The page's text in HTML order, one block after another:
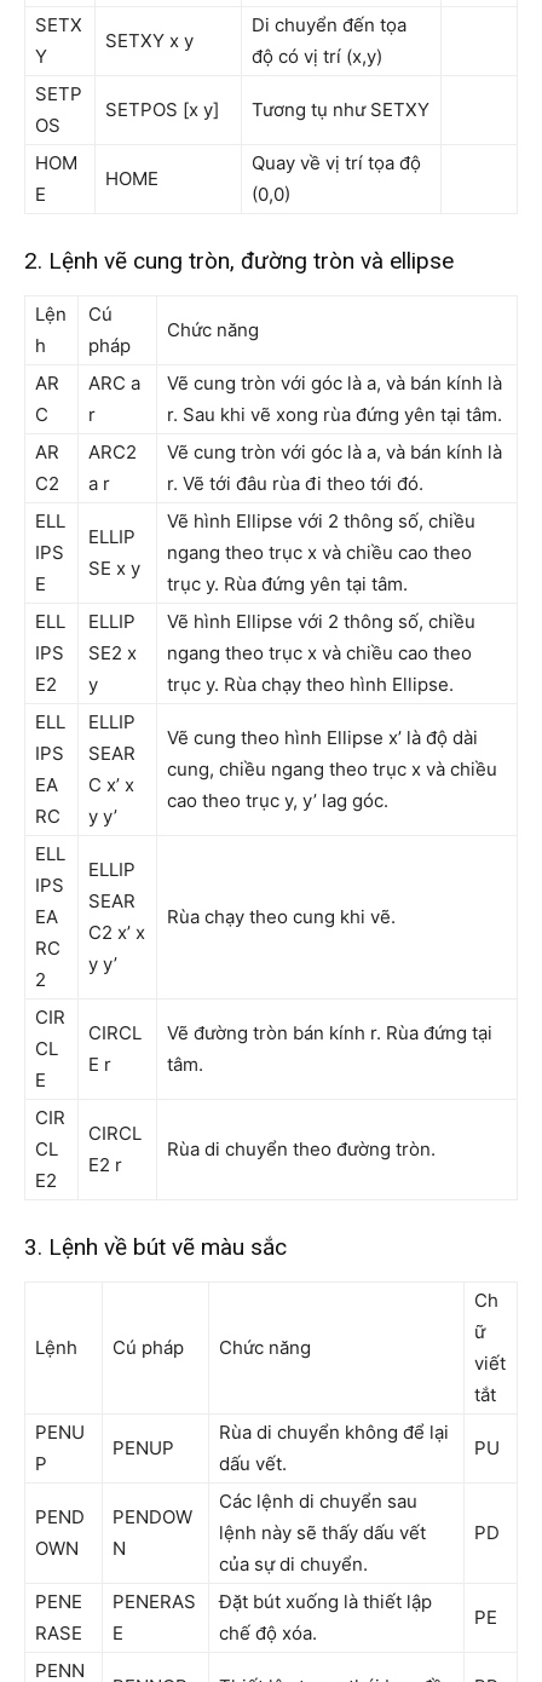
SETX
Y
SETXY x y
Di chuyển đến tọa
độ có vị trí (x,y)
SETP
OS
SETPOS [x y] Tương tụ như SETXY
HOM
E
HOME
Quay về vị trí tọa độ
(0,0)
2. Lệnh vẽ cung tròn, đường tròn và ellipse
Lện
h
Cú
pháp
Chức năng
AR
C
ARC a
r
Vẽ cung tròn với góc là a, và bán kính là
r. Sau khi vẽ xong rùa đứng yên tại tâm.
AR
C2
ARC2
a r
Vẽ cung tròn với góc là a, và bán kính là
r. Vẽ tới đâu rùa đi theo tới đó.
ELL
IPS
E
ELLIP
SE x y
Vẽ hình Ellipse với 2 thông số, chiều
ngang theo trục x và chiều cao theo
trục y. Rùa đứng yên tại tâm.
ELL
IPS
E2
ELLIP
SE2 x
y
Vẽ hình Ellipse với 2 thông số, chiều
ngang theo trục x và chiều cao theo
trục y. Rùa chạy theo hình Ellipse.
ELL
IPS
EA
RC
ELLIP
SEAR
C x’ x
y y’
Vẽ cung theo hình Ellipse x’ là độ dài
cung, chiều ngang theo trục x và chiều
cao theo trục y, y’ lag góc.
ELL
IPS
EA
RC
2
ELLIP
SEAR
C2 x’ x
y y’
Rùa chạy theo cung khi vẽ.
CIR
CL
E
CIRCL
E r
Vẽ đường tròn bán kính r. Rùa đứng tại
tâm.
CIR
CL
E2
CIRCL
E2 r
Rùa di chuyển theo đường tròn.
3. Lệnh về bút vẽ màu sắc
Lệnh Cú pháp Chức năng
Ch
ữ
viết
tắt
PENU
P
PENUP
Rùa di chuyển không để lại
dấu vết.
PU
PEND
OWN
PENDOW
N
Các lệnh di chuyển sau
lệnh này sẽ thấy dấu vết
của sự di chuyển.
PD
PENE
RASE
PENERAS
E
Đặt bút xuống là thiết lập
chế độ xóa.
PE
PENN